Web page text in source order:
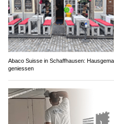
Abaco Suisse in Schaffhausen:
geniessen